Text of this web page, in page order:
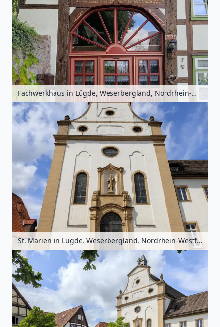
Fachwerkhaus in Lügde, Weserbergland, Nordrhein-Westfalen, Deutschland
St. Marien in Lügde, Weserbergland, Nordrhein-Westfalen, Deutschland